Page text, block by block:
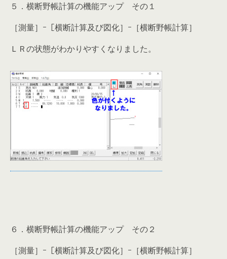
５．横断野帳計算の機能アップ その１
［測量］ｰ［横断計算及び図化］ｰ［横断野帳計算］
ＬＲの状態がわかりやすくなりました。
６．横断野帳計算の機能アップ その２
［測量］ｰ［横断計算及び図化］ｰ［横断野帳計算］